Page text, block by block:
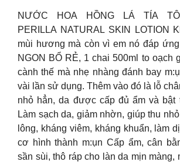
NƯỚC HOA HỒNG LÁ TÍA TÔ
PERILLA NATURAL SKIN LOTION
mùi hương mà còn vì em nó đáp
NGON BỔ RẺ, 1 chai 500ml to oạch
cành thế mà nhẹ nhàng đánh bay
vài lần sử dụng. Thêm vào đó là lỗ
nhỏ hẳn, da được cấp đủ ẩm và bật
Làm sạch da, giảm nhờn, giúp thu
lông, kháng viêm, kháng khuẩn, làm
cơ hình thành m:ụn Cấp ẩm, cân
sần sùi, thô ráp cho làn da mịn màng,